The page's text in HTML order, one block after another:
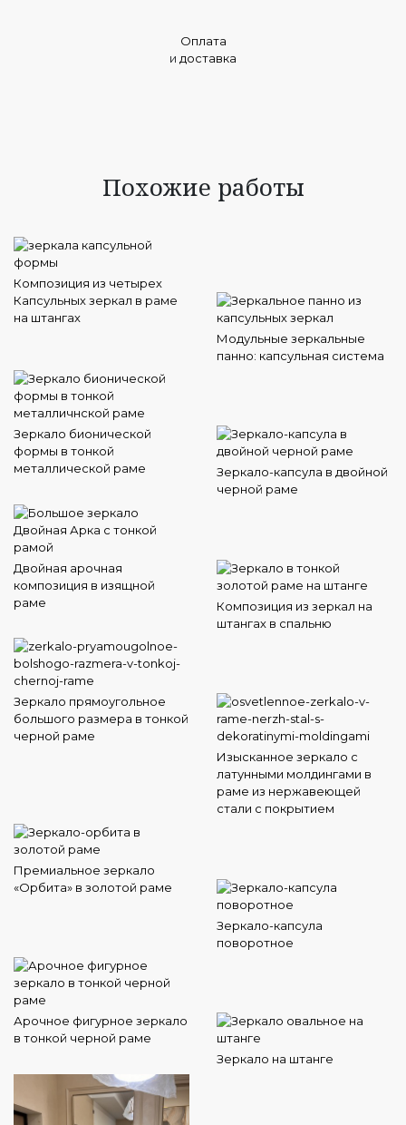
Оплата
и доставка
Похожие работы
Композиция из четырех
Капсульных зеркал в раме
на штангах
Модульные зеркальные
панно: капсульная система
Зеркало бионической
формы в тонкой
металлической раме
Зеркало-капсула в двойной
черной раме
Двойная арочная
композиция в изящной
раме
Композиция из зеркал на
штангах в спальню
Зеркало прямоугольное
большого размера в тонкой
черной раме
Изысканное зеркало с
латунными молдингами в
раме из нержавеющей
стали с покрытием
Премиальное зеркало
«Орбита» в золотой раме
Зеркало-капсула
поворотное
Арочное фигурное зеркало
в тонкой черной раме
Зеркало на штанге